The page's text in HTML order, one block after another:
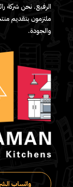
الرفيع. نحن شركة
ملتزمون بتقديم
والجودة.
واتساب